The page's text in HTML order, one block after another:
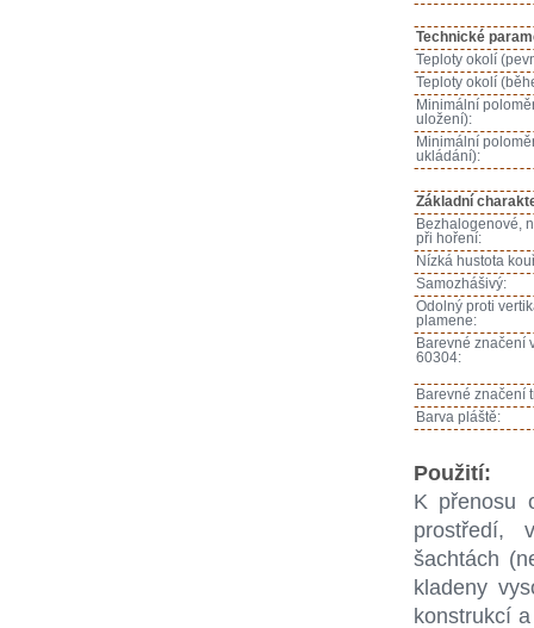
Technické
Teploty okolí
Teploty okolí
Minimální
uložení):
Minimální
ukládání):
Základní
Bezhalogenové,
při hoření:
Nízká hustota
Samozhášivý:
Odolný proti
plamene:
Barevné značení
60304:
Barevné značení
Barva pláště:
Použití:
K přenosu
prostředí,
šachtách
kladeny
konstrukcí